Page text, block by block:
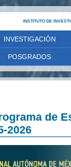
INSTITUTO DE
INVESTIGACIÓN
POSGRADOS
de
2026